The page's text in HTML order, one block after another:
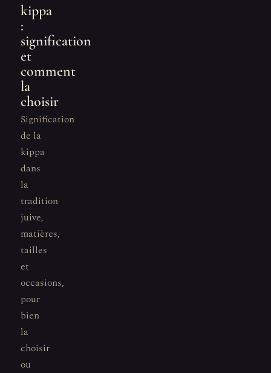
kippa
:
signification
et
comment
la
choisir
Signification
de la
kippa
dans
la
tradition
juive,
matières,
tailles
et
occasions,
pour
bien
la
choisir
ou